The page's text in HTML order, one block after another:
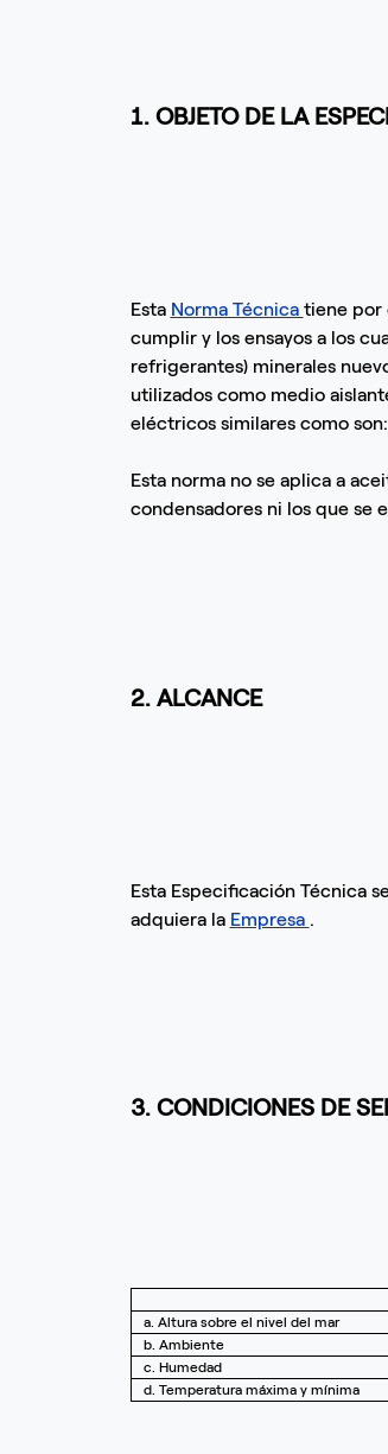
1. OBJETO DE LA
Esta Norma Técnica tiene por
cumplir y los ensayos a los
refrigerantes) minerales
utilizados como medio
eléctricos similares como
Esta norma no se aplica a
condensadores ni los que se
2. ALCANCE
Esta Especificación Técnica
adquiera la Empresa .
3. CONDICIONES DE
a. Altura sobre el nivel del mar
b. Ambiente
c. Humedad
d. Temperatura máxima y mínima